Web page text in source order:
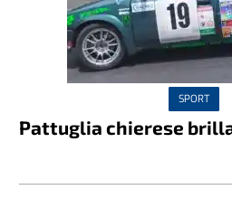
SPORT
Pattuglia chierese